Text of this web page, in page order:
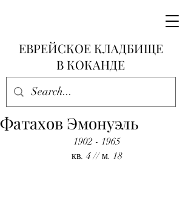
ЕВРЕЙСКОЕ КЛАДБИЩЕ
В КОКАНДЕ
Фатахов Эмонуэль
1902 - 1965
кв. 4 // м. 18